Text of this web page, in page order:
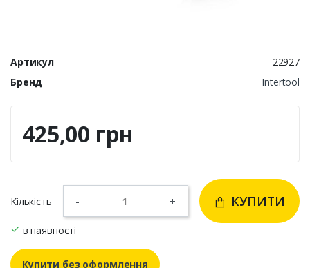
Артикул
22927
Бренд
Intertool
425,00 грн
Кількість - + КУПИТИ
в наявності
Купити без оформлення